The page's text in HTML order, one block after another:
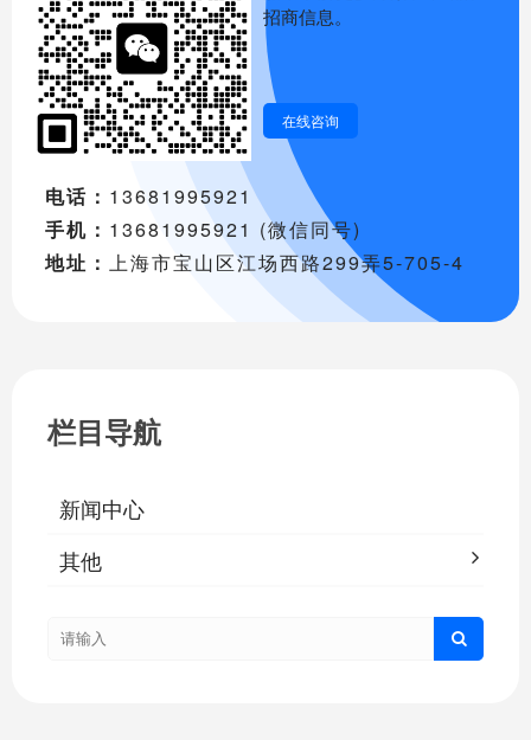
招商信息。
在线咨询
电话： 13681995921
手机： 13681995921 (微信同号)
地址：
上海市宝山区江场西路299弄5-705-4
栏目导航
新闻中心
其他